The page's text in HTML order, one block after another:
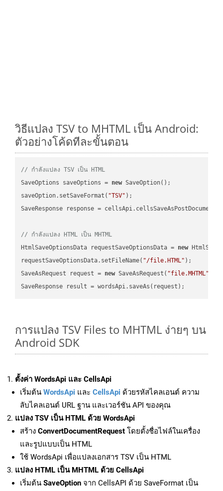
วิธีแปลง TSV to MHTML เป็น Android:
ตัวอย่างโค้ดทีละขั้นตอน
// กำลังแปลง TSV เป็น HTML
SaveOptions saveOptions = new SaveOption();
saveOption.setSaveFormat( "TSV" );
SaveResponse response =
// กำลังแปลง HTML เป็น MHTML
HtmlSaveOptionsData requestSaveOptionsData = new
requestSaveOptionsData.setFileName( "/file.HTML" );
SaveAsRequest request = new SaveAsRequest( "file.MHTML"
การแปลง TSV Files to MHTML ง่ายๆ บน
Android SDK
ตั้งค่า WordsApi และ CellsApi
เริ่มต้น WordsApi และ CellsApi ด้วยรหัสไคลเอนต์ ความ
ลับไคลเอนต์ URL ฐาน และเวอร์ชัน API ของคุณ
แปลง TSV เป็น HTML ด้วย WordsApi
สร้าง ConvertDocumentRequest โดยตั้งชื่อไฟล์ในเครื่อง
และรูปแบบเป็น HTML
ใช้ WordsApi เพื่อแปลงเอกสาร TSV เป็น HTML
แปลง HTML เป็น MHTML ด้วย CellsApi
เริ่มต้น SaveOption จาก CellsAPI ด้วย SaveFormat เป็น